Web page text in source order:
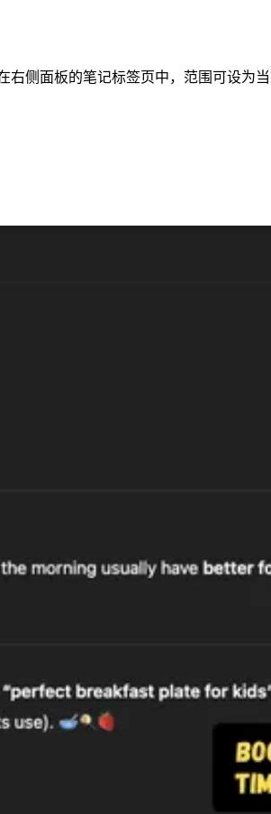
侧面板的笔记标签页中，范围可设为